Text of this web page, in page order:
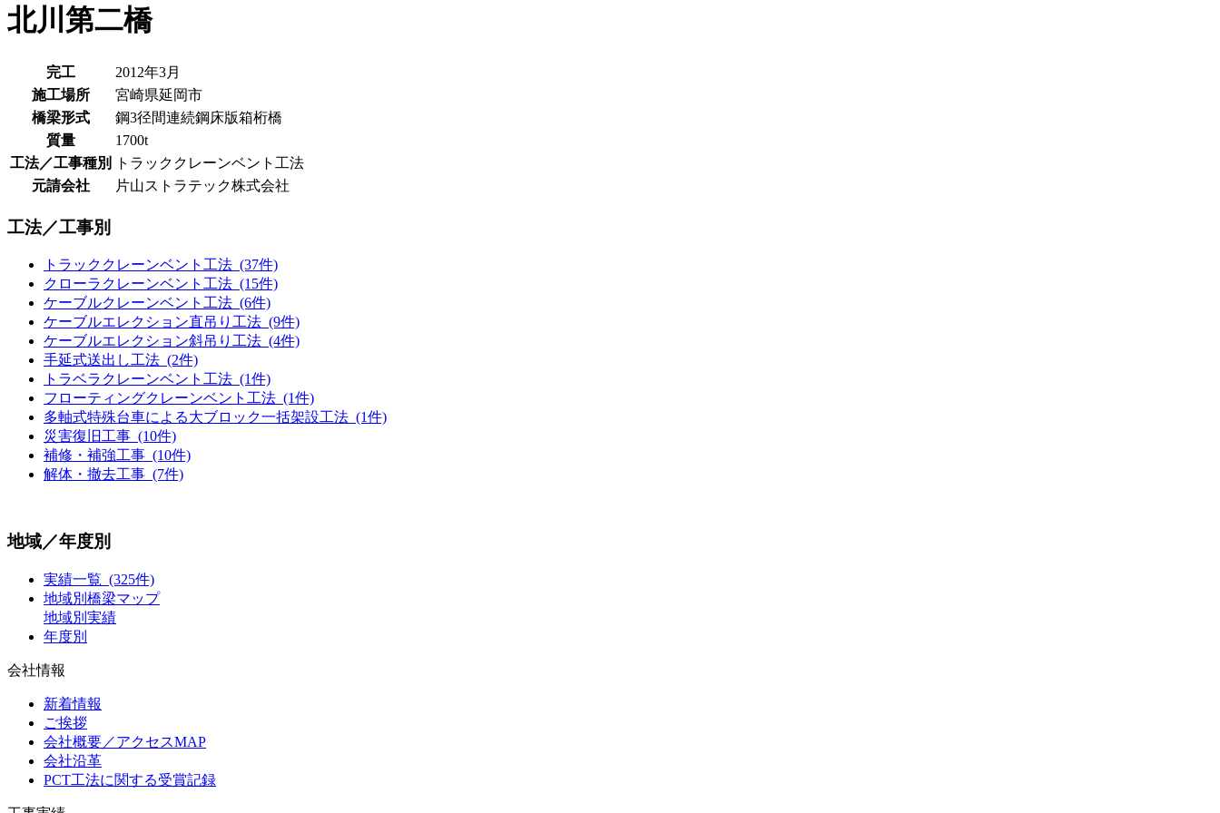
北川第二橋
完工
2012年3月
施工場所
宮崎県延岡市
橋梁形式
鋼3径間連続鋼床版箱桁橋
質量
1700t
工法／工事種別
トラッククレーンベント工法
元請会社
片山ストラテック株式会社
工法／工事別
トラッククレーンベント工法 (37件)
クローラクレーンベント工法 (15件)
ケーブルクレーンベント工法 (6件)
ケーブルエレクション直吊り工法 (9件)
ケーブルエレクション斜吊り工法 (4件)
手延式送出し工法 (2件)
トラベラクレーンベント工法 (1件)
フローティングクレーンベント工法 (1件)
多軸式特殊台車による大ブロック一括架設工法 (1件)
災害復旧工事 (10件)
補修・補強工事 (10件)
解体・撤去工事 (7件)
地域／年度別
実績一覧 (325件)
地域別橋梁マップ
地域別実績
年度別
会社情報
新着情報
ご挨拶
会社概要／アクセスMAP
会社沿革
PCT工法に関する受賞記録